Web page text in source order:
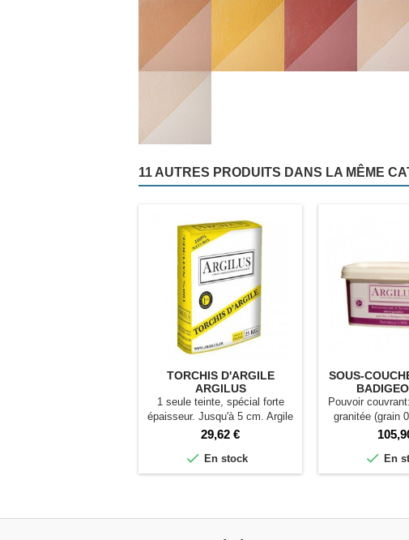
11 AUTRES PRODUITS DANS LA MÊME
TORCHIS D'ARGILE
ARGILUS
1 seule teinte, spécial forte
épaisseur. Jusqu'à 5 cm. Argile
+ paille d'orge.
Prix
29,62 €
 En stock
SOUS-
Pouvoir
granitée (grain
support
Prix
 En